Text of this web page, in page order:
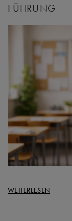
FÜHRUNG
WEITERLESEN